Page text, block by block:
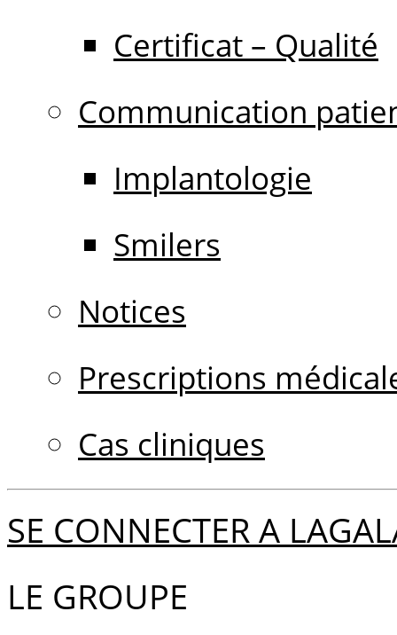
Certificat – Qualité
Communication
Implantologie
Smilers
Notices
Prescriptions
Cas cliniques
SE CONNECTER A
LE GROUPE